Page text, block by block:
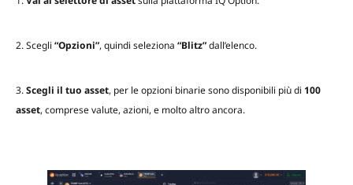
2. Scegli “Opzioni”, quindi seleziona “Blitz”dall’elenco.
3.Scegli il tuo asset, per le opzioni binarie sono disponibili più di 100
asset, comprese valute, azioni, e molto altro ancora.